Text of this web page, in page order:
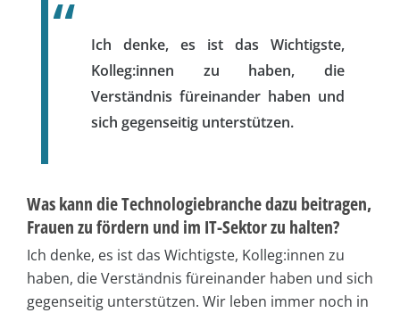
Ich denke, es ist das Wichtigste,
Kolleg:innen zu haben, die
Verständnis füreinander haben und
sich gegenseitig unterstützen.
Was kann die Technologiebranche dazu beitragen,
Frauen zu fördern und im IT-Sektor zu halten?
Ich denke, es ist das Wichtigste, Kolleg:innen zu
haben, die Verständnis füreinander haben und sich
gegenseitig unterstützen. Wir leben immer noch in